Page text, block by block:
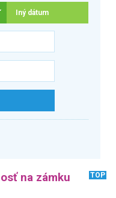
Iný dátum
na zámku
TOP